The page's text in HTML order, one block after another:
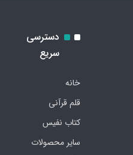
دسترسی
سریع
خانه
قلم قرآنی
کتاب نفیس
سایر محصولات